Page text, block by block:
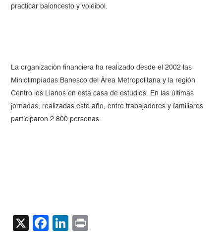
practicar baloncesto y voleibol.
La organización financiera ha realizado desde el 2002 las
Miniolimpíadas Banesco del Área Metropolitana y la región
Centro los Llanos en esta casa de estudios. En las últimas
jornadas, realizadas este año, entre trabajadores y familiares
participaron 2.800 personas.
X Facebook
LinkedIn